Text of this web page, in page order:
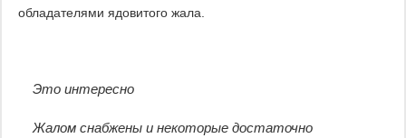
обладателями ядовитого жала.
Это интересно
Жалом снабжены и некоторые достаточно